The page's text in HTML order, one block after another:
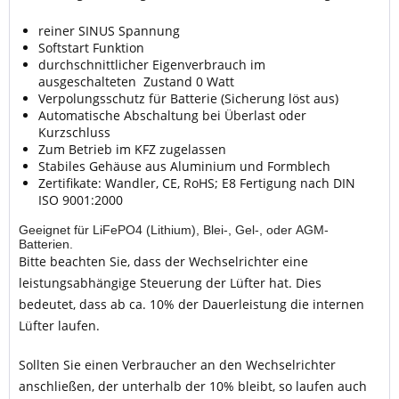
reiner SINUS Spannung
Softstart Funktion
durchschnittlicher Eigenverbrauch im
ausgeschalteten Zustand 0 Watt
Verpolungsschutz für Batterie (Sicherung löst aus)
Automatische Abschaltung bei Überlast oder
Kurzschluss
Zum Betrieb im KFZ zugelassen
Stabiles Gehäuse aus Aluminium und Formblech
Zertifikate: Wandler, CE, RoHS; E8 Fertigung nach DIN
ISO 9001:2000
Geeignet für LiFePO4 (Lithium), Blei-, Gel-, oder AGM-
Batterien.
Bitte beachten Sie, dass der Wechselrichter eine
leistungsabhängige Steuerung der Lüfter hat. Dies
bedeutet, dass ab ca. 10% der Dauerleistung die internen
Lüfter laufen.
Sollten Sie einen Verbraucher an den Wechselrichter
anschließen, der unterhalb der 10% bleibt, so laufen auch